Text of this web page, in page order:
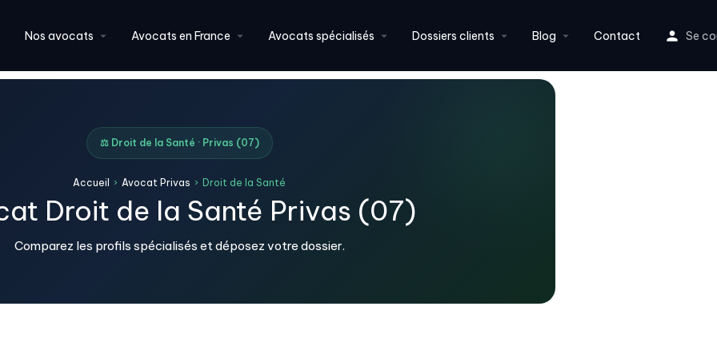
Nos avocats Avocats en France Avocats spécialisés Dossiers clients Blog Contact Se
⚖️ Droit de la Santé · Privas (07)
Accueil › Avocat Privas › Droit de la Santé
Droit de la Santé Privas (07)
Comparez les profils spécialisés et déposez votre dossier.